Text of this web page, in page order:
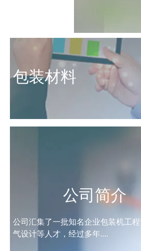
包装材料
公司简介
公司汇集了一批知名企业包装机工
气设计等人才，经过多年....